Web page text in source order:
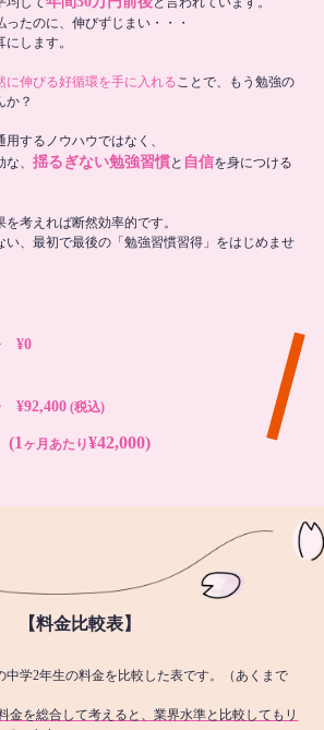
たのに、伸びずじまい・・・
します。
に伸びる好循環を手に入れることで、もう勉強の
か？
するノウハウではなく、
、 揺るぎない勉強習慣と 自信を身につける
考えれば断然効率的です。
い、最初で最後の「勉強習慣習得」をはじめませ
(税込)
(1 ヶ月あたり¥42,000)
【料金比較表】
中学2年生の料金を比較した表です。（あくまで
金を総合して考えると、業界水準と比較してもリ